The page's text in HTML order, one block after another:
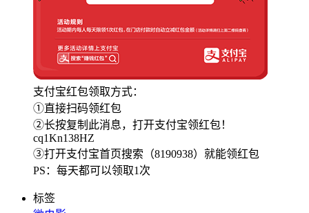
支付宝红包领取方式：
①直接扫码领红包
②长按复制此消息，打开支付宝领红包！
cq1Kn138HZ
③打开支付宝首页搜索（8190938）就能领红包
PS：每天都可以领取1次
标签